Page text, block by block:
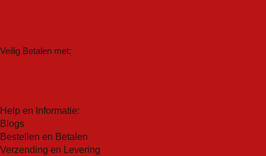
Help en Informatie:
Blogs
Bestellen en Betalen
Verzending en Levering
Veilig Betalen met: